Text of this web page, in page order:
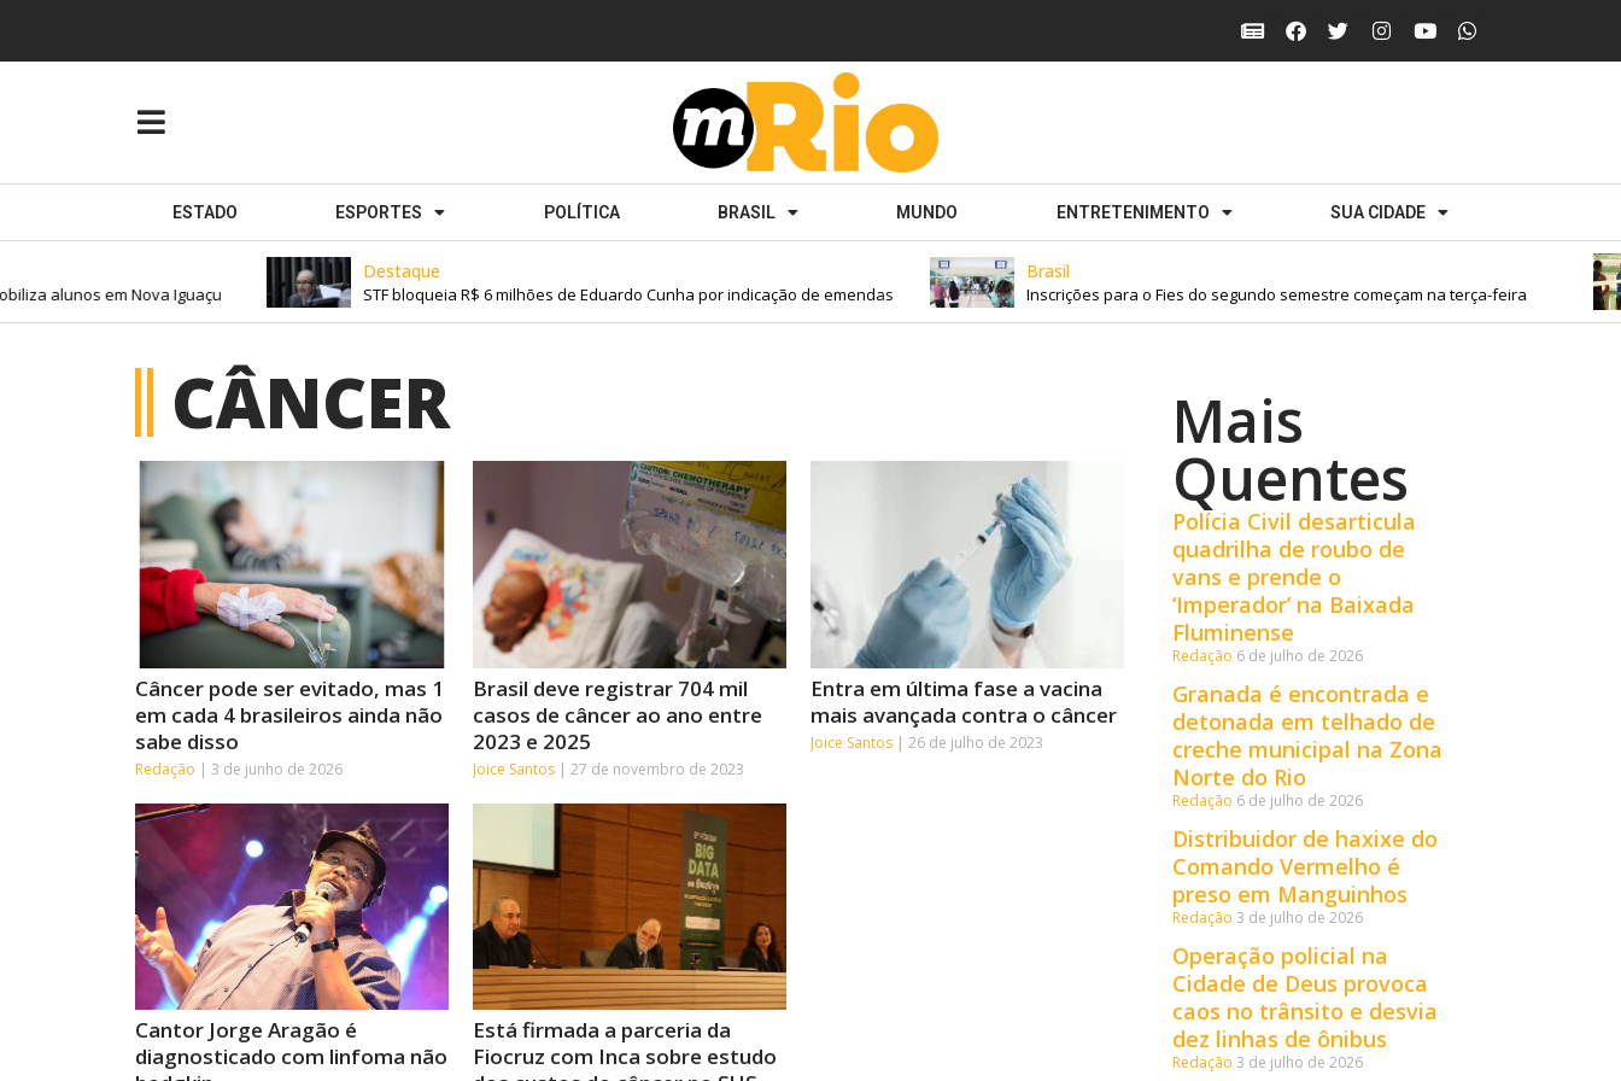
ESTADO ESPORTES POLÍTICA BRASIL MUNDO ENTRETENIMENTO SUA CIDADE
Destaque
STF bloqueia R$ 6 milhões de Eduardo Cunha por indicação de emendas
Brasil
Inscrições para o Fies do segundo semestre começam na terça-feira
alunos em Nova Iguaçu
CÂNCER
Câncer pode ser evitado, mas 1
em cada 4 brasileiros ainda não
sabe disso
Redação 3 de junho de 2026
Brasil deve registrar 704 mil
casos de câncer ao ano entre
2023 e 2025
Joice Santos 27 de novembro de 2023
Entra em última fase a vacina
mais avançada contra o câncer
Joice Santos 26 de julho de 2023
Cantor Jorge Aragão é
diagnosticado com linfoma não
Está firmada a parceria da
Fiocruz com Inca sobre estudo
Mais
Quentes
Polícia Civil desarticula
quadrilha de roubo de
vans e prende o
‘Imperador’ na Baixada
Fluminense
Redação 6 de julho de 2026
Granada é encontrada e
detonada em telhado de
creche municipal na Zona
Norte do Rio
Redação 6 de julho de 2026
Distribuidor de haxixe do
Comando Vermelho é
preso em Manguinhos
Redação 3 de julho de 2026
Operação policial na
Cidade de Deus provoca
caos no trânsito e desvia
dez linhas de ônibus
Redação 3 de julho de 2026